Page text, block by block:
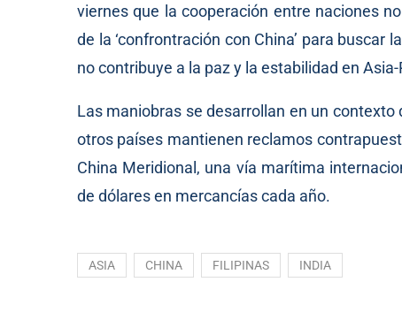
viernes que la cooperación entre naciones
de la ‘confrontración con China’ para buscar
no contribuye a la paz y la estabilidad en
Las maniobras se desarrollan en un
otros países mantienen reclamos
China Meridional, una vía marítima
de dólares en mercancías cada año.
ASIA CHINA FILIPINAS INDIA